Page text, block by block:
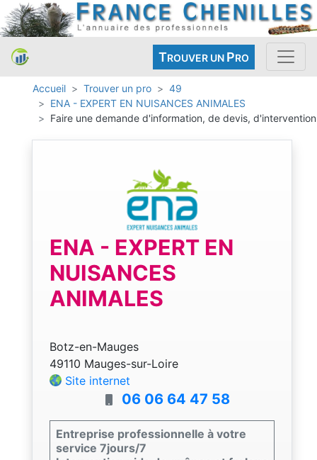
TROUVER UN PRO
Accueil Trouver un pro
49
ENA - EXPERT EN NUISANCES ANIMALES
Faire une demande d'information, de devis, d'intervention
ENA - EXPERT EN
NUISANCES
ANIMALES
Botz-en-Mauges
49110 Mauges-sur-Loire
Site internet
06 06 64 47 58
Entreprise professionnelle à votre
service 7jours/7